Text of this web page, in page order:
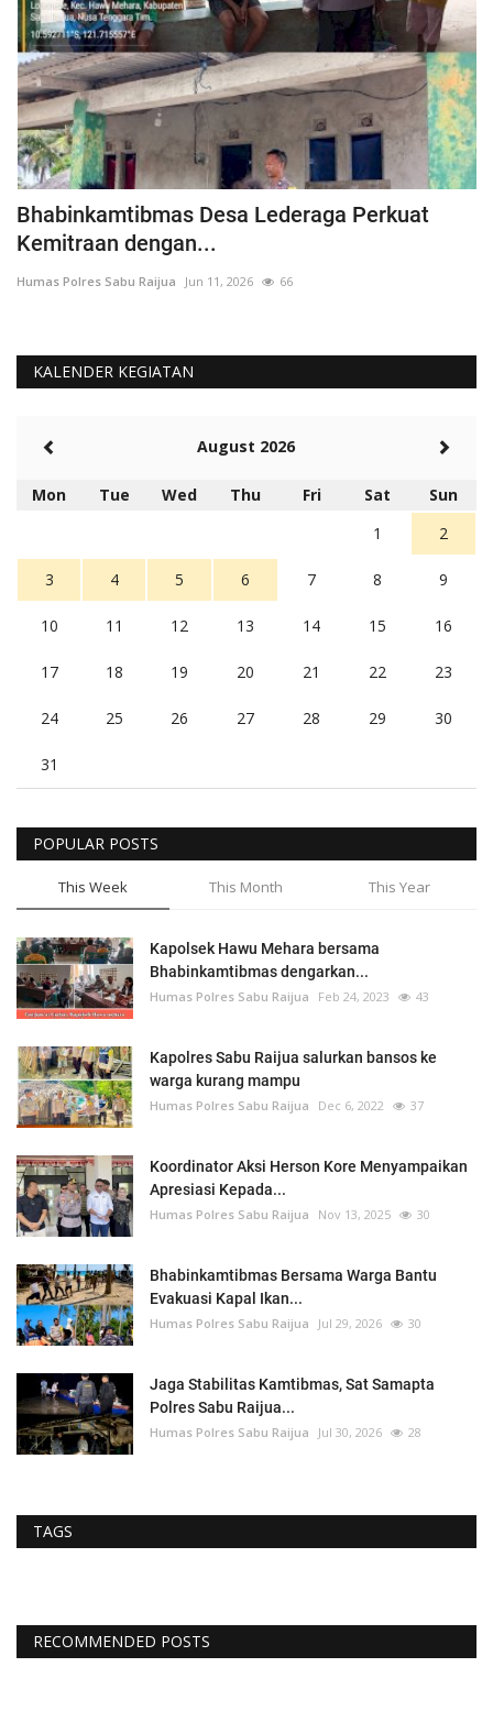
Tinjau Pelabuhan Merak, Kapolri Sebut Terjadi
Penguraian...
Humas Polres Sabu Raijua Mar 26, 2025 303
KALENDER KEGIATAN
August 2026
Mon Tue Wed Thu Fri Sat
Sun
1
2
3 4 5 6 7 8 9
10 11 12 13 14 15 16
17 18 19 20 21 22 23
24 25 26 27 28 29 30
31
POPULAR POSTS
This Week This Month This Year
Kapolsek Hawu Mehara bersama
Bhabinkamtibmas dengarkan...
Humas Polres Sabu Raijua Feb 24, 2023 43
Kapolres Sabu Raijua salurkan bansos ke
warga kurang mampu
Humas Polres Sabu Raijua Dec 6, 2022 37
Koordinator Aksi Herson Kore Menyampaikan
Apresiasi Kepada...
Humas Polres Sabu Raijua Nov 13, 2025 30
Bhabinkamtibmas Bersama Warga Bantu
Evakuasi Kapal Ikan...
Humas Polres Sabu Raijua Jul 29, 2026 30
Jaga Stabilitas Kamtibmas, Sat Samapta
Polres Sabu Raijua...
Humas Polres Sabu Raijua Jul 30, 2026 28
TAGS
RECOMMENDED POSTS